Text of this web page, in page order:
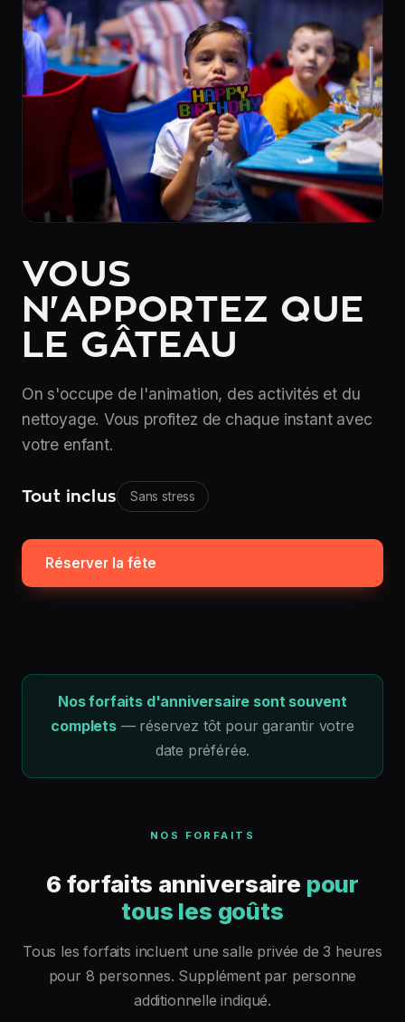
VOUS
N'APPORTEZ QUE
LE GÂTEAU
On s'occupe de l'animation, des activités et du
nettoyage. Vous profitez de chaque instant avec
votre enfant.
Tout inclus Sans stress
Réserver la fête
Nos forfaits d'anniversaire sont souvent
complets— réservez tôt pour garantir votre
date préférée.
NOS FORFAITS
6 forfaits anniversaire pour
tous les goûts
Tous les forfaits incluent une salle privée de 3 heures
pour 8 personnes. Supplément par personne
additionnelle indiqué.